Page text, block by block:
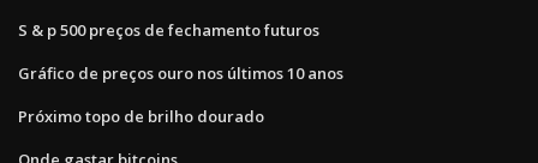
S & p 500 preços de fechamento futuros
Gráfico de preços ouro nos últimos 10 anos
Próximo topo de brilho dourado